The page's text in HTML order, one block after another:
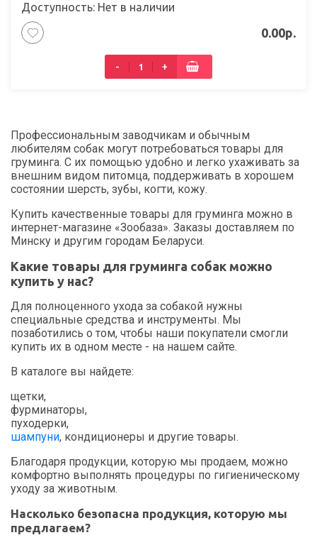
Доступность: Нет в наличии
0.00р.
- +
Профессиональным заводчикам и обычным
любителям собак могут потребоваться товары для
груминга. С их помощью удобно и легко ухаживать за
внешним видом питомца, поддерживать в хорошем
состоянии шерсть, зубы, когти, кожу.
Купить качественные товары для груминга можно в
интернет-магазине «Зообаза». Заказы доставляем по
Минску и другим городам Беларуси.
Какие товары для груминга собак можно
купить у нас?
Для полноценного ухода за собакой нужны
специальные средства и инструменты. Мы
позаботились о том, чтобы наши покупатели смогли
купить их в одном месте - на нашем сайте.
В каталоге вы найдете:
щетки,
фурминаторы,
пуходерки,
шампуни, кондиционеры и другие товары.
Благодаря продукции, которую мы продаем, можно
комфортно выполнять процедуры по гигиеническому
уходу за животным.
Насколько безопасна продукция, которую мы
предлагаем?